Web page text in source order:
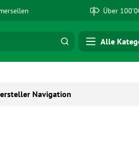
Über
Alle
Navigation